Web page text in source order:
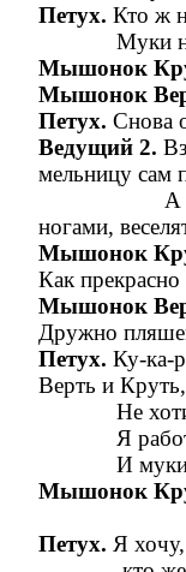
Петух. Кто ж
Муки
Мышонок
Мышонок
Петух. Снова
Ведущий 2.
мельницу сам
А мышата
ногами,
Мышонок
Как
Мышонок
Дружно
Петух. Ку-ка-
Верть и Круть,
Не хотите
Я работал
И муки
Мышонок
Петух. Я